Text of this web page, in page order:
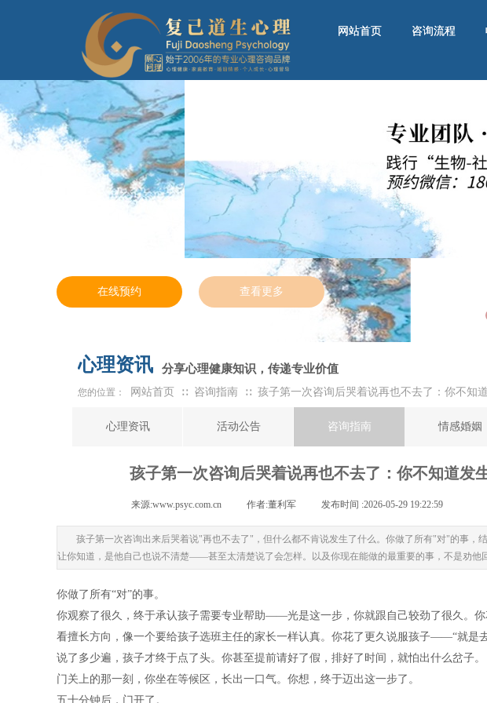
网站首页 咨询流程
网站首页 咨询流程
心理资讯
在线预约 查看更多
在线预约 查看更多
网站首页 ∷ 咨询指南 ∷ 孩子第一次咨询后哭着说再也不去了：你不知
您的位置：
心理资讯 分享心理健康知识，传递专业价值
心理资讯 活动公告 咨询指南 情感婚姻
孩子第一次咨询后哭着说再也不去了：你不知道发
来源:www.psyc.com.cn 作者:董利军 发布时间 :2026-05-29 19:22:59
孩子第一次咨询出来后哭着说"再也不去了"，但什么都不肯说发生了什么。你做了所有"对"的事，
让你知道，是他自己也说不清楚——甚至太清楚说了会怎样。以及你现在能做的最重要的事，不是劝他
你做了所有“对”的事。
你观察了很久，终于承认孩子需要专业帮助——光是这一步，你就跟自己较劲了很久。你
看擅长方向，像一个要给孩子选班主任的家长一样认真。你花了更久说服孩子——“就是
说了多少遍，孩子才终于点了头。你甚至提前请好了假，排好了时间，就怕出什么岔子。
门关上的那一刻，你坐在等候区，长出一口气。你想，终于迈出这一步了。
五十分钟后，门开了。